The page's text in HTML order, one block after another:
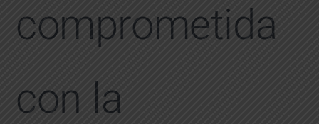
comprometida
con la